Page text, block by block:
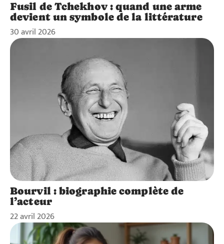
Fusil de Tchekhov : quand une arme
devient un symbole de la littérature
30 avril 2026
Bourvil : biographie complète de
l’acteur
22 avril 2026